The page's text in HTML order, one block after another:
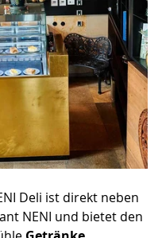
Deli ist direkt neben
NENI und bietet den